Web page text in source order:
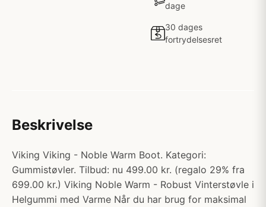
dage
30 dages
fortrydelsesret
Beskrivelse
Viking Viking - Noble Warm Boot. Kategori:
Gummistøvler. Tilbud: nu 499.00 kr. (regalo 29% fra
699.00 kr.) Viking Noble Warm - Robust Vinterstøvle i
Helgummi med Varme Når du har brug for maksimal